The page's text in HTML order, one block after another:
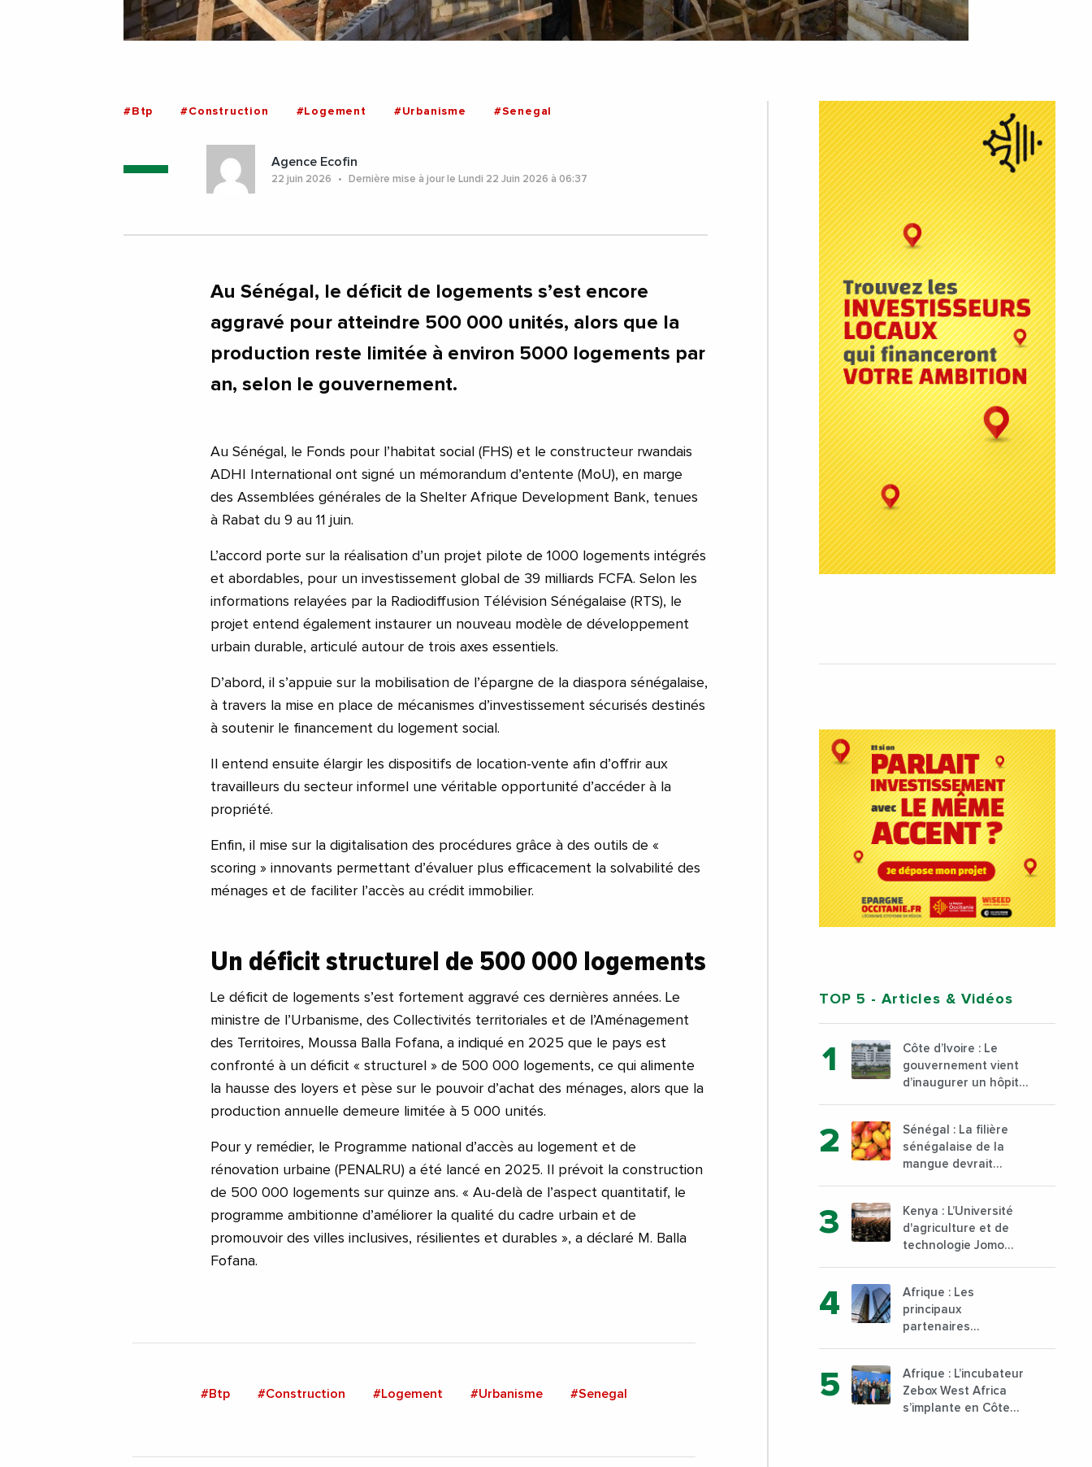
#Btp #Construction #Logement #Urbanisme #Senegal
Agence Ecofin
22 juin 2026 Dernière mise à jour le Lundi 22 Juin 2026 à 06:37
Au Sénégal, le déficit de logements s’est encore
aggravé pour atteindre 500 000 unités, alors que la
production reste limitée à environ 5000 logements par
an, selon le gouvernement.
Au Sénégal, le Fonds pour l’habitat social (FHS) et le constructeur rwandais
ADHI International ont signé un mémorandum d’entente (MoU), en marge
des Assemblées générales de la Shelter Afrique Development Bank, tenues
à Rabat du 9 au 11 juin.
L’accord porte sur la réalisation d’un projet pilote de 1000 logements intégrés
et abordables, pour un investissement global de 39 milliards FCFA. Selon les
informations relayées par la Radiodiffusion Télévision Sénégalaise (RTS), le
projet entend également instaurer un nouveau modèle de développement
urbain durable, articulé autour de trois axes essentiels.
D’abord, il s’appuie sur la mobilisation de l’épargne de la diaspora sénégalaise,
à travers la mise en place de mécanismes d’investissement sécurisés destinés
à soutenir le financement du logement social.
Il entend ensuite élargir les dispositifs de location-vente afin d’offrir aux
travailleurs du secteur informel une véritable opportunité d’accéder à la
propriété.
Enfin, il mise sur la digitalisation des procédures grâce à des outils de «
scoring » innovants permettant d’évaluer plus efficacement la solvabilité des
ménages et de faciliter l’accès au crédit immobilier.
Un déficit structurel de 500 000 logements
Le déficit de logements s’est fortement aggravé ces dernières années. Le
ministre de l’Urbanisme, des Collectivités territoriales et de l’Aménagement
des Territoires, Moussa Balla Fofana, a indiqué en 2025 que le pays est
confronté à un déficit « structurel » de 500 000 logements, ce qui alimente
la hausse des loyers et pèse sur le pouvoir d’achat des ménages, alors que la
production annuelle demeure limitée à 5 000 unités.
Pour y remédier, le Programme national d’accès au logement et de
rénovation urbaine (PENALRU) a été lancé en 2025. Il prévoit la construction
de 500 000 logements sur quinze ans. « Au-delà de l’aspect quantitatif, le
programme ambitionne d’améliorer la qualité du cadre urbain et de
promouvoir des villes inclusives, résilientes et durables », a déclaré M. Balla
Fofana.
#Btp #Construction #Logement #Urbanisme #Senegal
TOP 5 - Articles & Vidéos
Côte d’Ivoire : Le
gouvernement vient
d’inaugurer un hôpital
au sud du pays
Sénégal : La filière
sénégalaise de la
mangue devrait
000 tonnes produites
Kenya : L’Université
d'agriculture et de
technologie Jomo
formation technique
et professionnelle sur
son campus de Karen
à Nairobi dès janvier
Afrique : Les
principaux
partenaires
désormais le Nigeria,
l’Angola et l’Afrique
du Sud
Afrique : L’incubateur
Zebox West Africa
s’implante en Côte